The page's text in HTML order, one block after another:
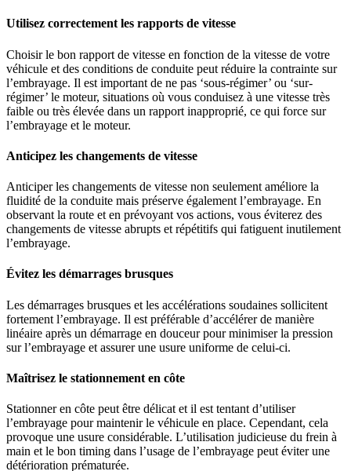
Utilisez correctement les rapports de vitesse
Choisir le bon rapport de vitesse en fonction de la vitesse de votre
véhicule et des conditions de conduite peut réduire la contrainte sur
l’embrayage. Il est important de ne pas ‘sous-régimer’ ou ‘sur-
régimer’ le moteur, situations où vous conduisez à une vitesse très
faible ou très élevée dans un rapport inapproprié, ce qui force sur
l’embrayage et le moteur.
Anticipez les changements de vitesse
Anticiper les changements de vitesse non seulement améliore la
fluidité de la conduite mais préserve également l’embrayage. En
observant la route et en prévoyant vos actions, vous éviterez des
changements de vitesse abrupts et répétitifs qui fatiguent inutilement
l’embrayage.
Évitez les démarrages brusques
Les démarrages brusques et les accélérations soudaines sollicitent
fortement l’embrayage. Il est préférable d’accélérer de manière
linéaire après un démarrage en douceur pour minimiser la pression
sur l’embrayage et assurer une usure uniforme de celui-ci.
Maîtrisez le stationnement en côte
Stationner en côte peut être délicat et il est tentant d’utiliser
l’embrayage pour maintenir le véhicule en place. Cependant, cela
provoque une usure considérable. L’utilisation judicieuse du frein à
main et le bon timing dans l’usage de l’embrayage peut éviter une
détérioration prématurée.